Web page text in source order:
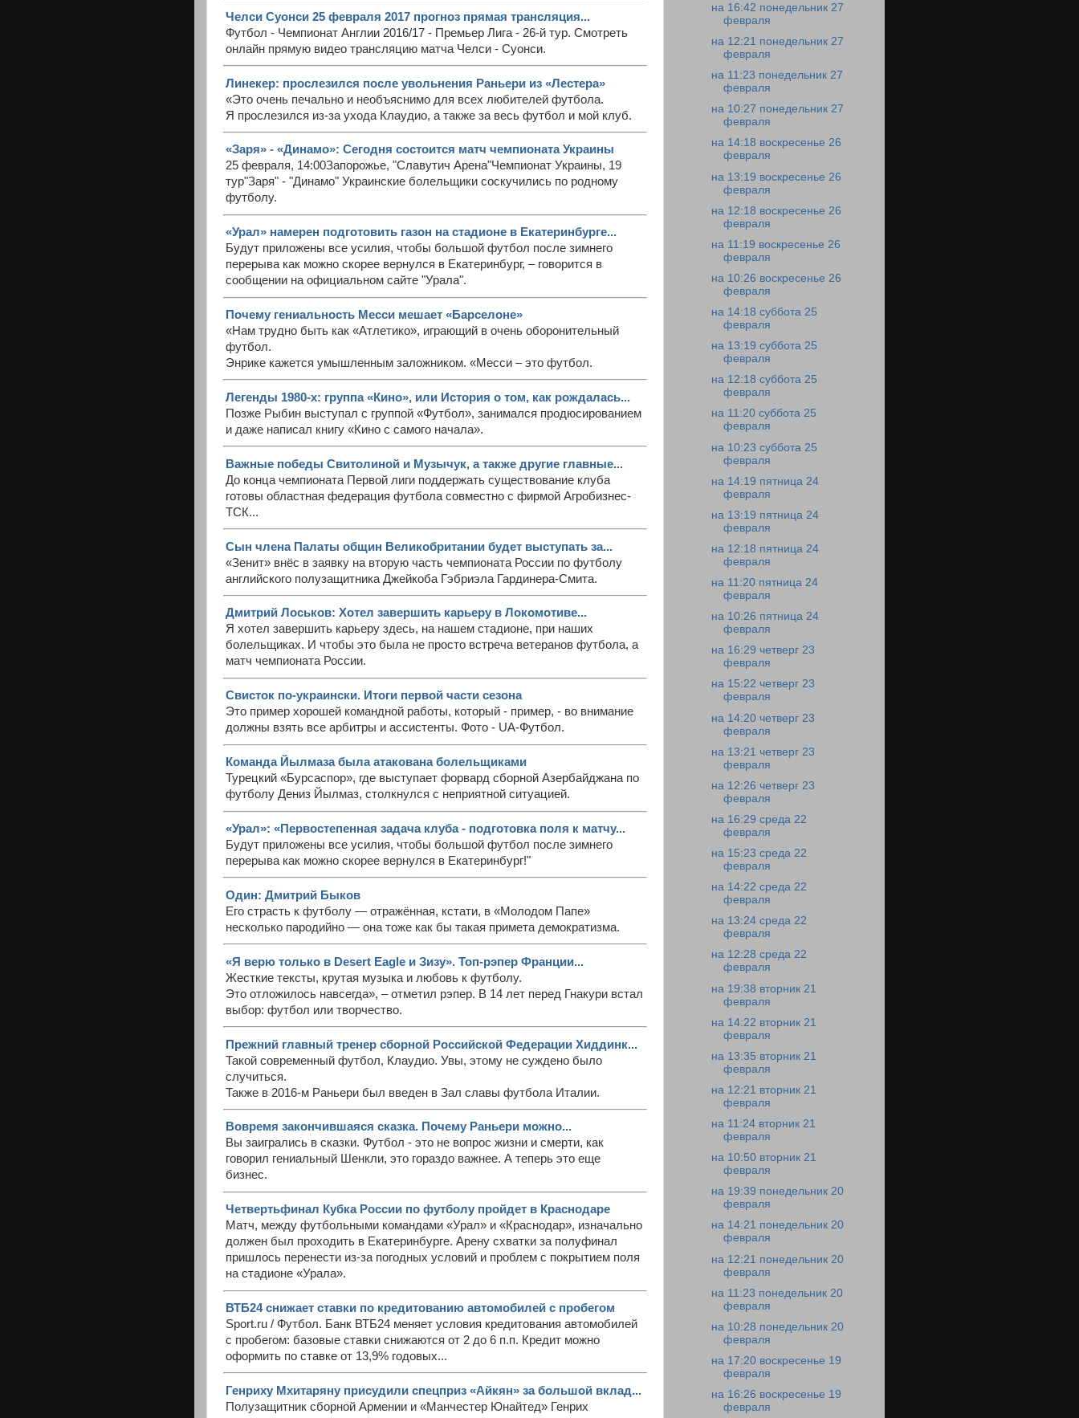
Челси Суонси 25 февраля 2017 прогноз прямая трансляция...
Футбол - Чемпионат Англии 2016/17 - Премьер Лига - 26-й тур. Смотреть
онлайн прямую видео трансляцию матча Челси - Суонси.
Линекер: прослезился после увольнения Раньери из «Лестера»
«Это очень печально и необъяснимо для всех любителей футбола.
Я прослезился из-за ухода Клаудио, а также за весь футбол и мой клуб.
«Заря» - «Динамо»: Сегодня состоится матч чемпионата Украины
25 февраля, 14:00Запорожье, "Славутич Арена"Чемпионат Украины, 19
тур"Заря" - "Динамо" Украинские болельщики соскучились по родному
футболу.
«Урал» намерен подготовить газон на стадионе в Екатеринбурге...
Будут приложены все усилия, чтобы большой футбол после зимнего
перерыва как можно скорее вернулся в Екатеринбург, – говорится в
сообщении на официальном сайте "Урала".
Почему гениальность Месси мешает «Барселоне»
«Нам трудно быть как «Атлетико», играющий в очень оборонительный
футбол.
Энрике кажется умышленным заложником. «Месси – это футбол.
Легенды 1980-х: группа «Кино», или История о том, как рождалась...
Позже Рыбин выступал с группой «Футбол», занимался продюсированием
и даже написал книгу «Кино с самого начала».
Важные победы Свитолиной и Музычук, а также другие главные...
До конца чемпионата Первой лиги поддержать существование клуба
готовы областная федерация футбола совместно с фирмой Агробизнес-
ТСК...
Сын члена Палаты общин Великобритании будет выступать за...
«Зенит» внёс в заявку на вторую часть чемпионата России по футболу
английского полузащитника Джейкоба Гэбриэла Гардинера-Смита.
Дмитрий Лоськов: Хотел завершить карьеру в Локомотиве...
Я хотел завершить карьеру здесь, на нашем стадионе, при наших
болельщиках. И чтобы это была не просто встреча ветеранов футбола, а
матч чемпионата России.
Свисток по-украински. Итоги первой части сезона
Это пример хорошей командной работы, который - пример, - во внимание
должны взять все арбитры и ассистенты. Фото - UA-Футбол.
Команда Йылмаза была атакована болельщиками
Турецкий «Бурсаспор», где выступает форвард сборной Азербайджана по
футболу Дениз Йылмаз, столкнулся с неприятной ситуацией.
«Урал»: «Первостепенная задача клуба - подготовка поля к матчу...
Будут приложены все усилия, чтобы большой футбол после зимнего
перерыва как можно скорее вернулся в Екатеринбург!"
Один: Дмитрий Быков
Его страсть к футболу — отражённая, кстати, в «Молодом Папе»
несколько пародийно — она тоже как бы такая примета демократизма.
«Я верю только в Desert Eagle и Зизу». Топ-рэпер Франции...
Жесткие тексты, крутая музыка и любовь к футболу.
Это отложилось навсегда», – отметил рэпер. В 14 лет перед Гнакури встал
выбор: футбол или творчество.
Прежний главный тренер сборной Российской Федерации Хиддинк...
Такой современный футбол, Клаудио. Увы, этому не суждено было
случиться.
Также в 2016-м Раньери был введен в Зал славы футбола Италии.
Вовремя закончившаяся сказка. Почему Раньери можно...
Вы заигрались в сказки. Футбол - это не вопрос жизни и смерти, как
говорил гениальный Шенкли, это гораздо важнее. А теперь это еще
бизнес.
Четвертьфинал Кубка России по футболу пройдет в Краснодаре
Матч, между футбольными командами «Урал» и «Краснодар», изначально
должен был проходить в Екатеринбурге. Арену схватки за полуфинал
пришлось перенести из-за погодных условий и проблем с покрытием поля
на стадионе «Урала».
ВТБ24 снижает ставки по кредитованию автомобилей с пробегом
Sport.ru / Футбол. Банк ВТБ24 меняет условия кредитования автомобилей
с пробегом: базовые ставки снижаются от 2 до 6 п.п. Кредит можно
оформить по ставке от 13,9% годовых...
Генриху Мхитаряну присудили спецприз «Айкян» за большой вклад...
Полузащитник сборной Армении и «Манчестер Юнайтед» Генрих
на 16:42 понедельник 27
февраля
на 12:21 понедельник 27
февраля
на 11:23 понедельник 27
февраля
на 10:27 понедельник 27
февраля
на 14:18 воскресенье 26
февраля
на 13:19 воскресенье 26
февраля
на 12:18 воскресенье 26
февраля
на 11:19 воскресенье 26
февраля
на 10:26 воскресенье 26
февраля
на 14:18 суббота 25
февраля
на 13:19 суббота 25
февраля
на 12:18 суббота 25
февраля
на 11:20 суббота 25
февраля
на 10:23 суббота 25
февраля
на 14:19 пятница 24
февраля
на 13:19 пятница 24
февраля
на 12:18 пятница 24
февраля
на 11:20 пятница 24
февраля
на 10:26 пятница 24
февраля
на 16:29 четверг 23
февраля
на 15:22 четверг 23
февраля
на 14:20 четверг 23
февраля
на 13:21 четверг 23
февраля
на 12:26 четверг 23
февраля
на 16:29 среда 22
февраля
на 15:23 среда 22
февраля
на 14:22 среда 22
февраля
на 13:24 среда 22
февраля
на 12:28 среда 22
февраля
на 19:38 вторник 21
февраля
на 14:22 вторник 21
февраля
на 13:35 вторник 21
февраля
на 12:21 вторник 21
февраля
на 11:24 вторник 21
февраля
на 10:50 вторник 21
февраля
на 19:39 понедельник 20
февраля
на 14:21 понедельник 20
февраля
на 12:21 понедельник 20
февраля
на 11:23 понедельник 20
февраля
на 10:28 понедельник 20
февраля
на 17:20 воскресенье 19
февраля
на 16:26 воскресенье 19
февраля